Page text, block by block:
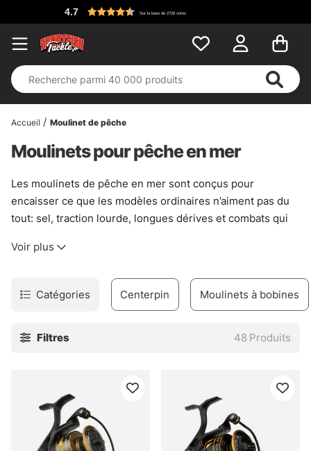
Accueil Moulinet de pêche
Moulinets pour pêche en mer
Les moulinets de pêche en mer sont conçus pour
encaisser ce que les modèles ordinaires n’aiment pas du
tout: sel, traction lourde, longues dérives et combats qui
bon. Et le frein, lui, doit travailler en douceur sans perdre
Cette catégorie rassemble des moulinets pensés pour les
sorties en eau salée, avec assez de réserve de ligne pour
sur de beaux sujets. On cherche de la rigidité, une bonne
c’est souvent là que la différence se sent vraiment, surtout
quand les conditions deviennent un peu rudes.
Un bon moulinet marin, c’est aussi un frein qui
accompagne le poisson sans à-coups. Pas de brutalité.
Voir plus
Catégories Centerpin Moulinets à bobines
Filtres 48 Produits